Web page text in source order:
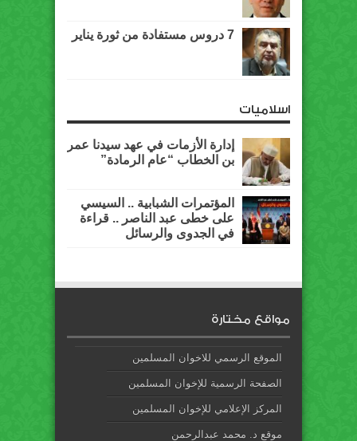
7 دروس مستفادة من ثورة يناير
اسلاميات
إدارة الأزمات في عهد سيدنا عمر
بن الخطاب “عام الرمادة”
المؤتمرات الشبابية .. السيسي
على خطى عبد الناصر .. قراءة
في الجدوى والرسائل
مواقع مختارة
الموقع الرسمي للاخوان المسلمين
الصفحة الرسمية للإخوان المسلمين
المركز الإعلامي للإخوان المسلمين
موقع د. محمد عبدالرحمن